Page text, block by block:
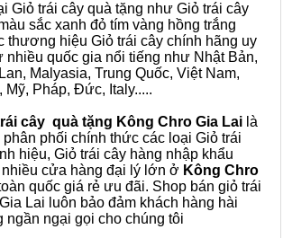
Giỏ trái cây quà tặng như Giỏ trái cây
sắc xanh đỏ tím vàng hồng trắng
thương hiệu Giỏ trái cây chính hãng uy
nhiều quốc gia nổi tiếng như Nhật Bản,
Malyasia, Trung Quốc, Việt Nam,
Mỹ, Pháp, Đức, Italy.....
cây quà tặng Kông Chro Gia Lai là
phân phối chính thức các loại Giỏ trái
hiệu, Giỏ trái cây hàng nhập khẩu
cửa hàng đại lý lớn ở Kông Chro
quốc giá rẻ ưu đãi. Shop bán giỏ trái
Lai luôn bảo đảm khách hàng hài
ngần ngại gọi cho chúng tôi